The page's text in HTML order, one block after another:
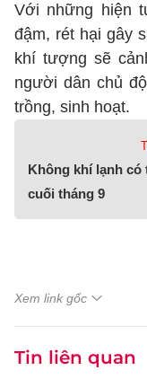
Với những hiện
đậm, rét hại gây
khí tượng sẽ
người dân chủ
trồng, sinh hoạt.
Không khí lạnh
cuối tháng 9
Xem link gốc
Tin liên quan